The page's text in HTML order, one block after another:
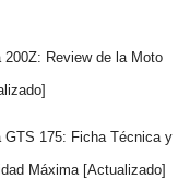
200Z: Review de la Moto
GTS 175: Ficha Técnica y
Máxima [Actualizado]